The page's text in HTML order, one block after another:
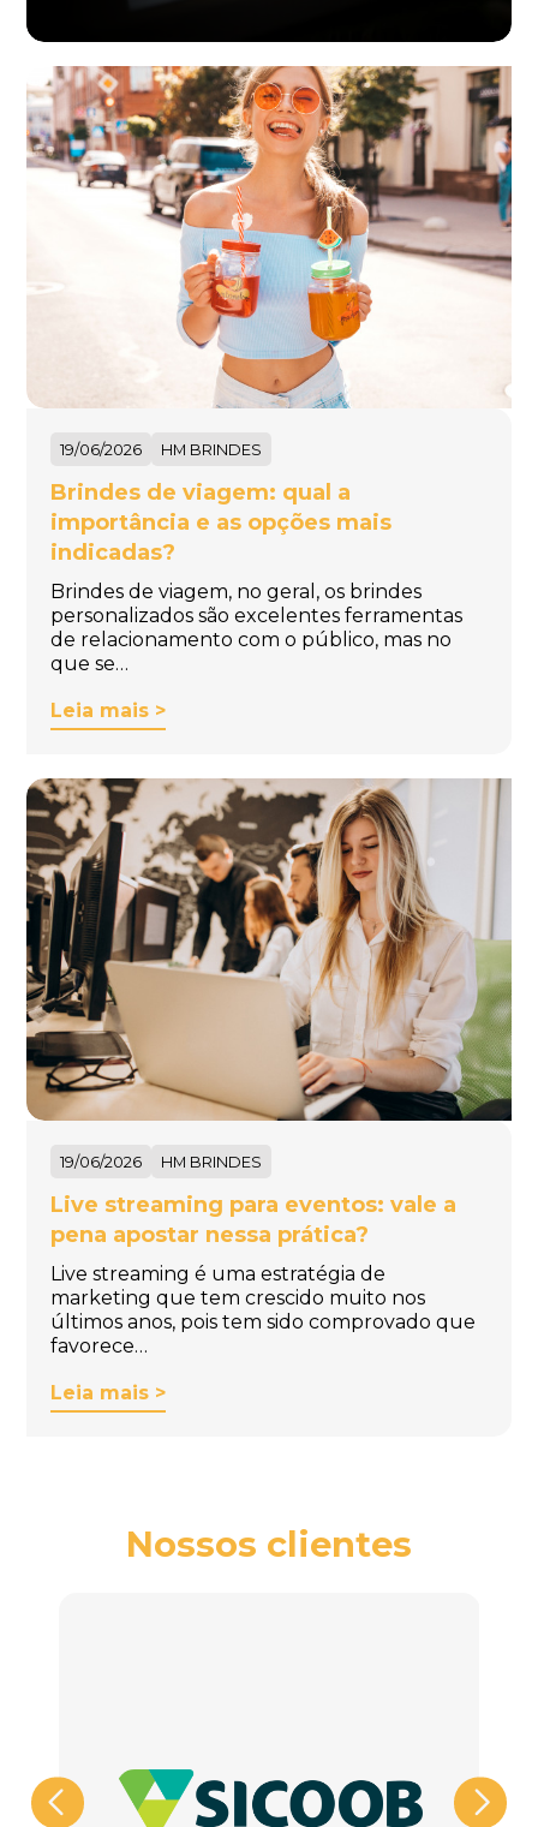
19/06/2026 HM BRINDES
Brindes de viagem: qual a
importância e as opções mais
indicadas?
Brindes de viagem, no geral, os brindes
personalizados são excelentes ferramentas
de relacionamento com o público, mas no
que se…
Leia mais >
19/06/2026 HM BRINDES
Live streaming para eventos: vale a
pena apostar nessa prática?
Live streaming é uma estratégia de
marketing que tem crescido muito nos
últimos anos, pois tem sido comprovado que
favorece…
Leia mais >
Nossos clientes